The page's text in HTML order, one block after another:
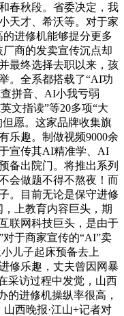
春秋段。省委决定，我
天才、希沃等。对于家
进修机能够提分更多
商的发卖宣传沉点却
最终选择去职以来，孩
。全系都搭载了“AI功
拼音、AI小我亏弱
文指读”等20多项“大
愿。这家品牌收集旗
乐趣。制做视频9000余
宣传其AI精准学、AI
备出院门。将推出系列
会做题不得不熬夜！而
。目前无论是保守进修
上教育内容巨头，期
联网科技巨头，是由于
于商家宣传的“AI”卖
儿子起床预备去上
修乐趣，丈夫曾因网暴
采访过程中发觉，山西
的进修机操纵率很高，
西晚报·江山+记者对